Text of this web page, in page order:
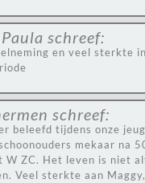
schreef:
en veel sterkte
schreef:
beleefd tijdens onze
mekaar na
W ZC. Het leven is niet
Veel sterkte aan